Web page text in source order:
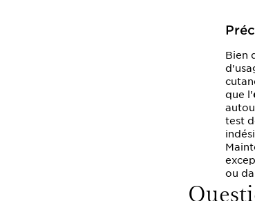
Bien
que l'
test
ou